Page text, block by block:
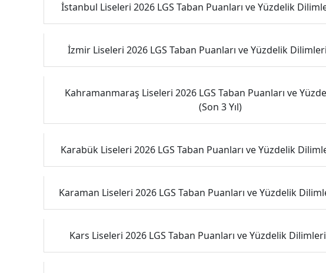
İstanbul Liseleri 2026 LGS Taban Puanları ve Yüzdelik
İzmir Liseleri 2026 LGS Taban Puanları ve Yüzdelik Dilimleri
Kahramanmaraş Liseleri 2026 LGS Taban Puanları ve
(Son 3 Yıl)
Karabük Liseleri 2026 LGS Taban Puanları ve Yüzdelik
Karaman Liseleri 2026 LGS Taban Puanları ve Yüzdelik
Kars Liseleri 2026 LGS Taban Puanları ve Yüzdelik Dilimleri